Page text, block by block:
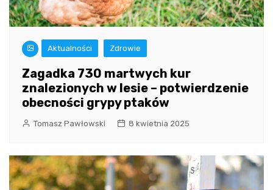
Aktualności Zdrowie
Zagadka 730 martwych kur
znalezionych w lesie – potwierdzenie
obecności grypy ptaków
Tomasz Pawłowski 8 kwietnia 2025